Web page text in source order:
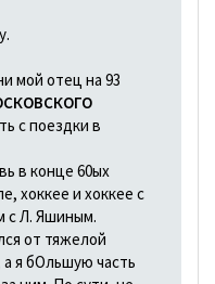
мой отец на 93
с поездки в
в конце 60ых
хоккее и хоккее с
с Л. Яшиным.
от тяжелой
я бОльшую часть